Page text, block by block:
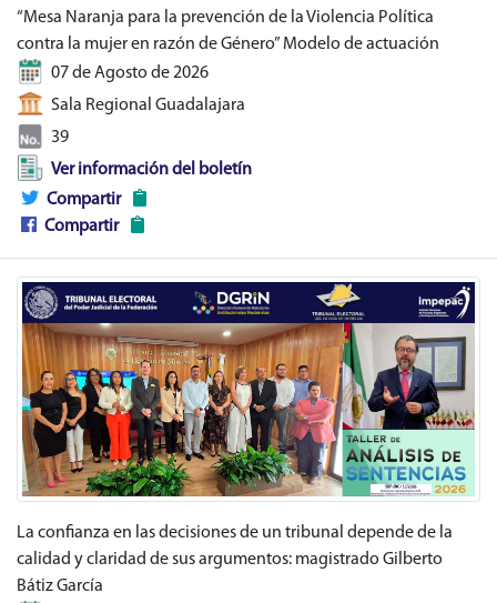
“Mesa Naranja para la prevención de la Violencia Política
contra la mujer en razón de Género” Modelo de actuación
07 de Agosto de 2026
Sala Regional Guadalajara
39
Ver información del boletín
Compartir
Compartir
La confianza en las decisiones de un tribunal depende de la
calidad y claridad de sus argumentos: magistrado Gilberto
Bátiz García